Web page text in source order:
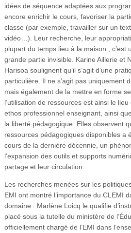
idées de séquence adaptées aux
encore enrichir le cours, favoriser la
classe (par exemple, travailler sur un
vidéo…). Leur recherche, leur
plupart du temps lieu à la maison ; c’est
grande partie invisible. Karine Aillerie et
Harisoa soulignent qu’il s’agit d’une
particulière. Il ne s’agit pas uniquement
mais également de la mettre en forme
l’utilisation de ressources est ainsi le lieu
ethos professionnel enseignant, ainsi
la liberté pédagogique. Elles observent
ressources pédagogiques disponibles a
cours de la dernière décennie, un
l’expansion des outils et supports
partage et leur circulation.
Les recherches menées sur les
EMI ont montré l’importance du CLEMI
domaine : Marlène Loicq le qualifie
placé sous la tutelle du ministère de
officiellement chargé de l’EMI dans